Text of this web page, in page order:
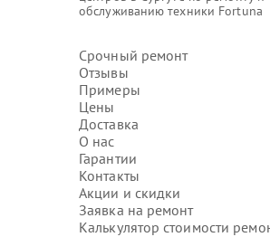
обслуживанию техники Fortuna
Срочный ремонт
Отзывы
Примеры
Цены
Доставка
О нас
Гарантии
Контакты
Акции и скидки
Заявка на ремонт
Калькулятор стоимости